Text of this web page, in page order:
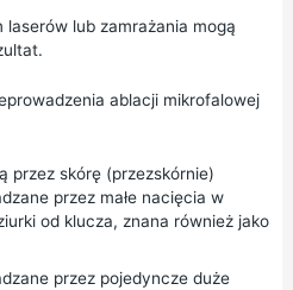
lub zamrażania mogą
ablacji mikrofalowej
przez skórę (przezskórnie)
przez małe nacięcia w
od klucza, znana również jako
przez pojedyncze duże